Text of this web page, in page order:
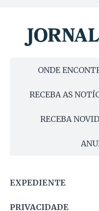
ONDE
RECEBA AS
RECEBA
EXPEDIENTE
PRIVACIDADE